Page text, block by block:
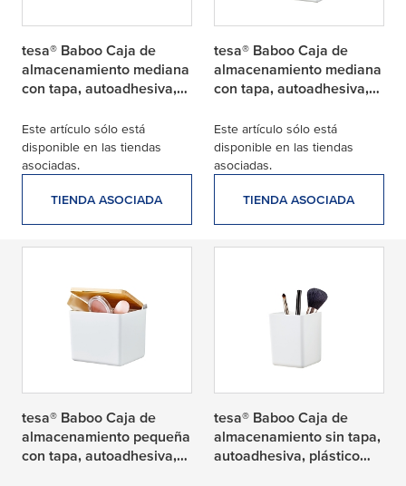
tesa® Baboo Caja de
almacenamiento mediana
con tapa, autoadhesiva,
plástico blanco mate de
alta calidad
Este artículo sólo está
disponible en las tiendas
asociadas.
TIENDA ASOCIADA
tesa® Baboo Caja de
almacenamiento mediana
con tapa, autoadhesiva,
plástico blanco mate de
alta calidad
Este artículo sólo está
disponible en las tiendas
asociadas.
TIENDA ASOCIADA
tesa® Baboo Caja de
almacenamiento pequeña
con tapa, autoadhesiva,
tesa® Baboo Caja de
almacenamiento sin tapa,
autoadhesiva, plástico